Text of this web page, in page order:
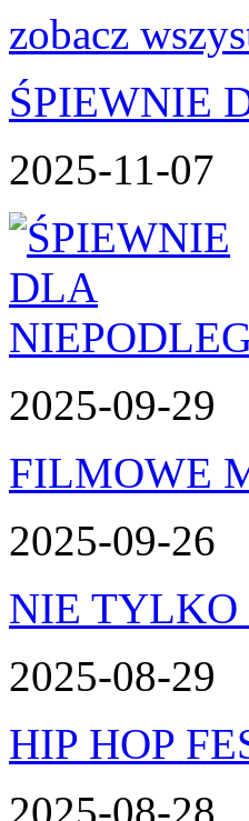
zobacz
ŚPIEWNIE
2025-11-07
2025-09-29
FILMOWE
2025-09-26
NIE
2025-08-29
HIP HOP